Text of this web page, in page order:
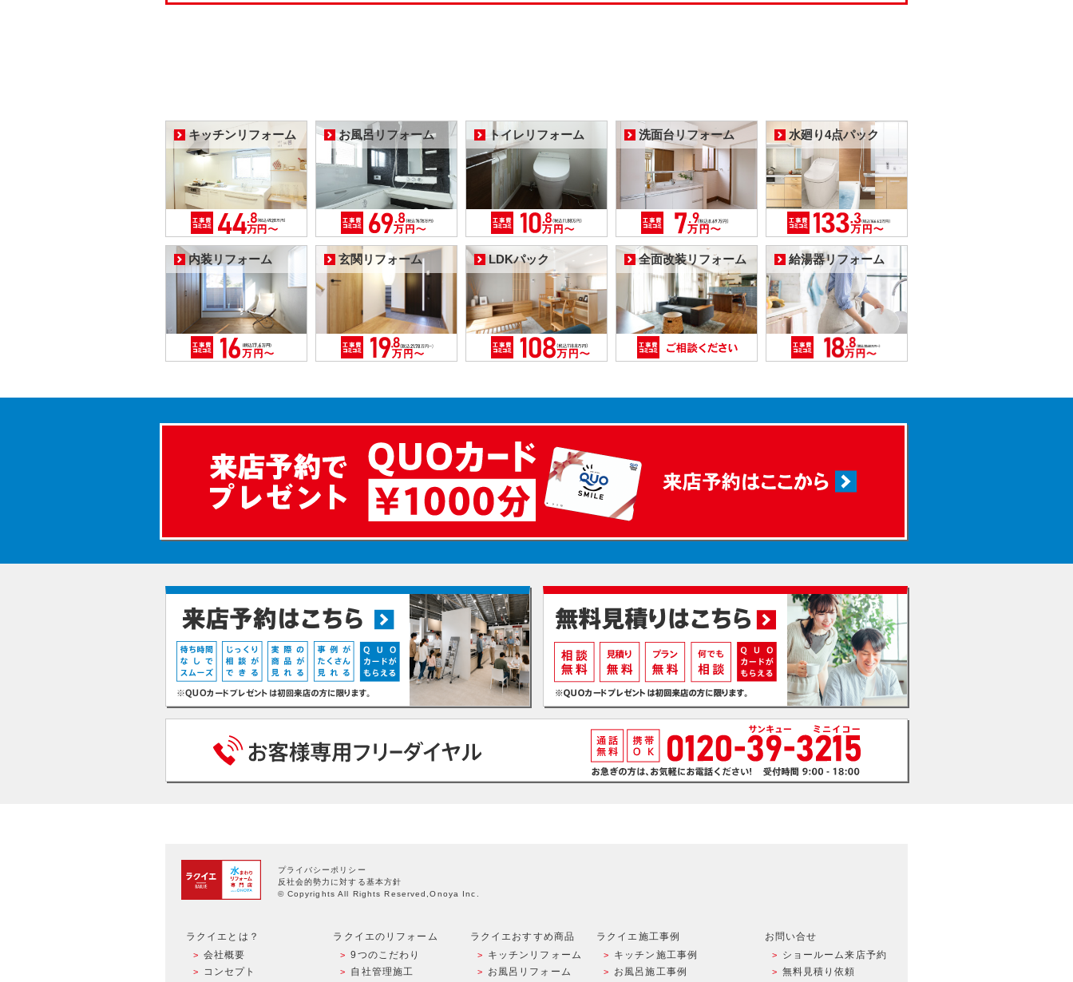
キッチンリフォーム お風呂リフォーム トイレリフォーム 洗面台リフォーム 水廻り4点パック
内装リフォーム 玄関リフォーム LDKパック 全面改装リフォーム 給湯器リフォーム
プライバシーポリシー
反社会的勢力に対する基本方針
© Copyrights All Rights Reserved,Onoya Inc.
ラクイエとは？
会社概要
コンセプト
ラクイエのリフォーム
9つのこだわり
自社管理施工
ラクイエおすすめ商品
キッチンリフォーム
お風呂リフォーム
ラクイエ施工事例
キッチン施工事例
お風呂施工事例
お問い合せ
ショールーム来店予約
無料見積り依頼